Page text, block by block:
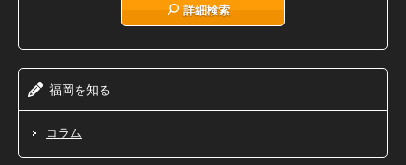
詳細検索
福岡を知る
コラム